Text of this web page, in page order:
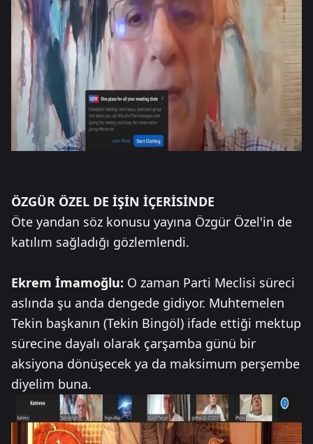
ÖZGÜR ÖZEL DE İŞİN İÇERİSİNDE
Öte yandan söz konusu yayına Özgür Özel'in de
katılım sağladığı gözlemlendi.
Ekrem İmamoğlu: O zaman Parti Meclisi süreci
aslında şu anda dengede gidiyor. Muhtemelen
Tekin başkanın (Tekin Bingöl) ifade ettiği mektup
sürecine dayalı olarak çarşamba günü bir
aksiyona dönüşecek ya da maksimum perşembe
diyelim buna.